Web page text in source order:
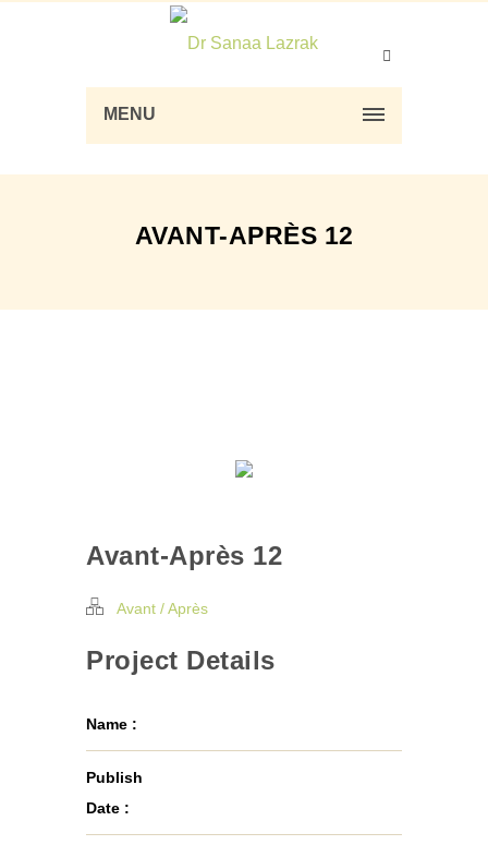
MENU
AVANT-APRÈS 12
Avant-Après 12
Avant / Après
Project Details
Name :
Publish
Date :